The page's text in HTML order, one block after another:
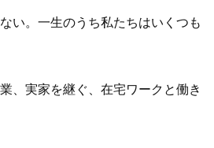
い。一生のうち私たちはいくつも
、実家を継ぐ、在宅ワークと働き